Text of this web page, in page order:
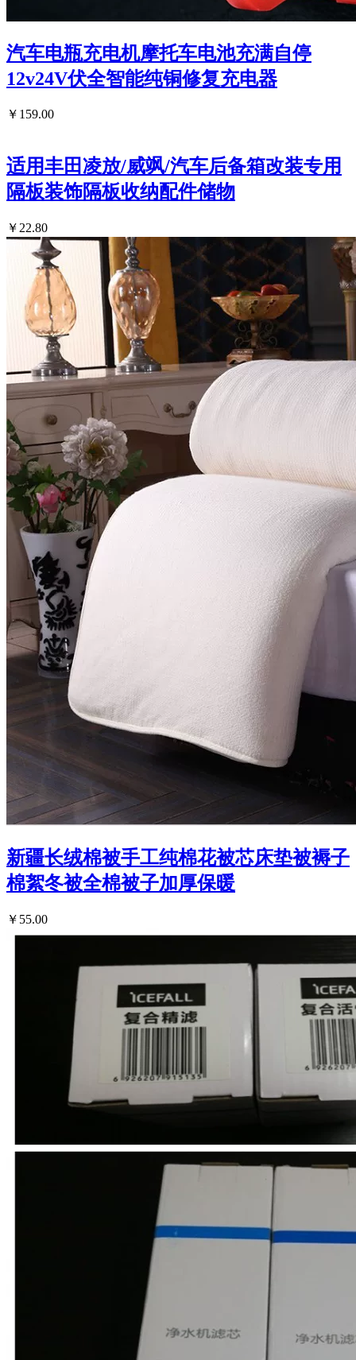
汽车电瓶充电机摩托车电池充满自停
12v24V伏全智能纯铜修复充电器
￥159.00
适用丰田凌放/威飒/汽车后备箱改装专用
隔板装饰隔板收纳配件储物
￥22.80
新疆长绒棉被手工纯棉花被芯床垫被褥子
棉絮冬被全棉被子加厚保暖
￥55.00